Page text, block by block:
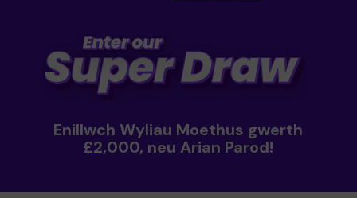
Enillwch Wyliau Moethus gwerth
£2,000, neu Arian Parod!